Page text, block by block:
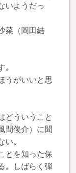
いようだっ
菜（岡田結
うがいいと思
どういうこと
間俊介）に聞
。
とを知った保
。しばらく弾